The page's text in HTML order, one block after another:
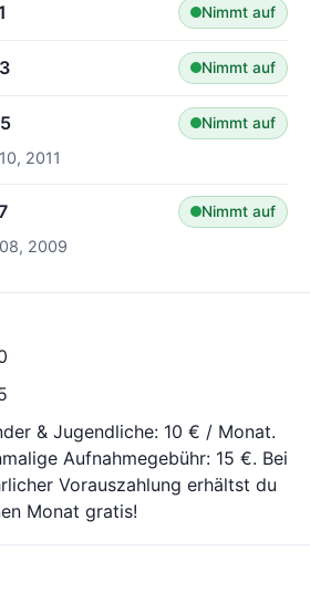
Nimmt auf
Nimmt auf
Nimmt auf
2011
Nimmt auf
2009
& Jugendliche: 10 € / Monat.
Aufnahmegebühr: 15 €. Bei
Vorauszahlung erhältst du
Monat gratis!